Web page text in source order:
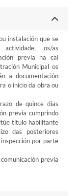
instalación que se
os/as
previa na cal
Municipal os
a documentación
o inicio da obra ou
de quince días
previa cumprindo
título habilitante
das posteriores
por parte
previa